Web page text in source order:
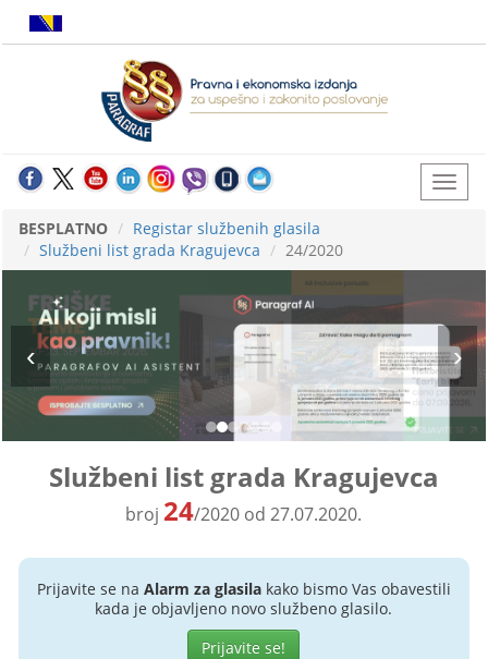
BESPLATNO
Registar službenih glasila
Službeni list grada Kragujevca
24/2020
Službeni list grada Kragujevca
broj 24/2020 od 27.07.2020.
Prijavite se na Alarm za glasilakako bismo Vas obavestili
kada je objavljeno novo službeno glasilo.
Prijavite se!